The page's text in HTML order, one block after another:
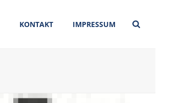
KONTAKT IMPRESSUM